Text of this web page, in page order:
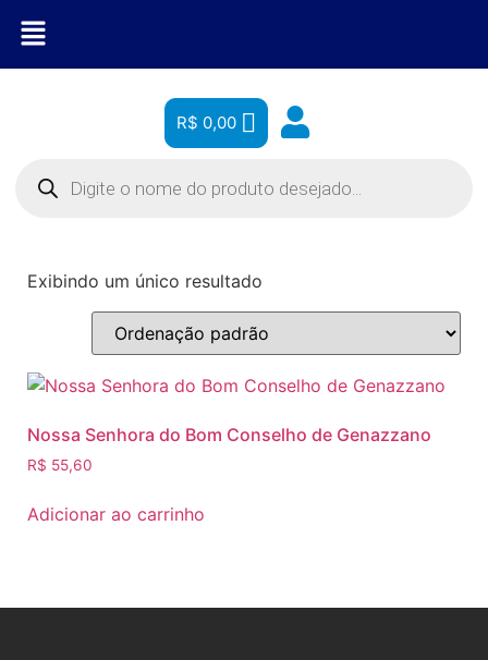
R$ 0,00
Exibindo um único resultado
Nossa Senhora do Bom Conselho de Genazzano
R$ 55,60
Adicionar ao carrinho